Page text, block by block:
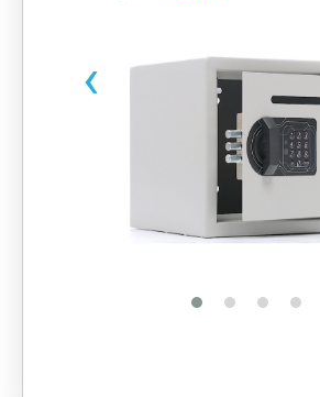
МЕТАЛЛИЧЕСКИЕ СТЕЛЛАЖИ
ПРОИЗВОДСТВЕННАЯ МЕБЕЛЬ
МЕДИЦИНСКАЯ МЕБЕЛЬ
СИСТЕМЫ ХРАНЕНИЯ
‹